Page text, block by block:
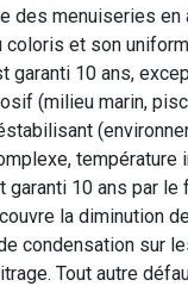
des menuiseries en
coloris et son
garanti 10 ans,
(milieu marin,
température
10 ans par le
la diminution
condensation sur
Tout autre